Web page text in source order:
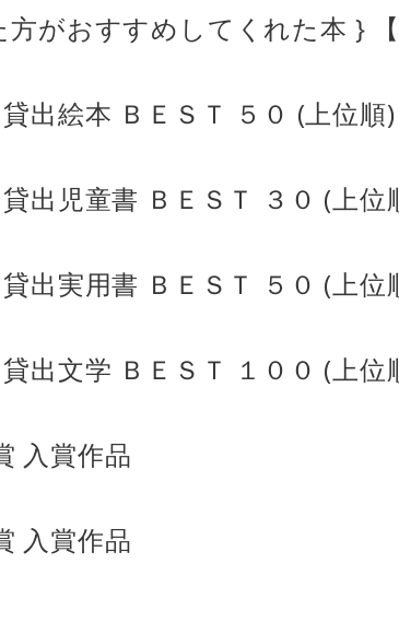
方がおすすめしてくれた本 }
出絵本 ＢＥＳＴ ５０ (上位順)
出児童書 ＢＥＳＴ ３０ (上位
出実用書 ＢＥＳＴ ５０ (上位
出文学 ＢＥＳＴ １００ (上位
入賞作品
入賞作品